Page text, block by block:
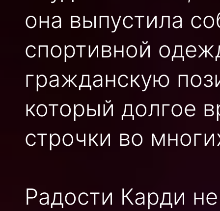
она выпустила
спортивной
гражданскую
который долгое
строчки во
Радости Карди